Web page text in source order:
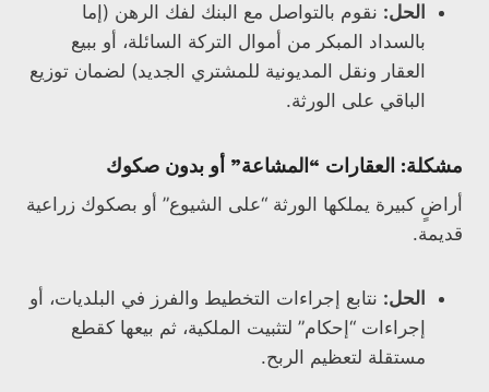
الحل: نقوم بالتواصل مع البنك لفك الرهن (إما
بالسداد المبكر من أموال التركة السائلة، أو ببيع
العقار ونقل المديونية للمشتري الجديد) لضمان توزيع
الباقي على الورثة.
مشكلة: العقارات “المشاعة” أو بدون صكوك
أراضٍ كبيرة يملكها الورثة “على الشيوع” أو بصكوك زراعية
قديمة.
الحل: نتابع إجراءات التخطيط والفرز في البلديات، أو
إجراءات “إحكام” لتثبيت الملكية، ثم بيعها كقطع
مستقلة لتعظيم الربح.